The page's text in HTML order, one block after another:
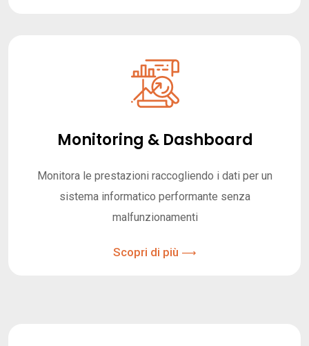
Monitoring & Dashboard
Monitora le prestazioni raccogliendo i dati per un
sistema informatico performante senza
malfunzionamenti
Scopri di più